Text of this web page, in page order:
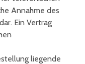
Annahme des
Ein Vertrag
liegende